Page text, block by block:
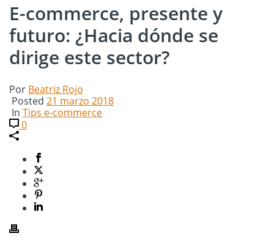
E-commerce, presente y
futuro: ¿Hacia dónde se
dirige este sector?
Por Beatriz Rojo
Posted 21 marzo 2018
In Tips e-commerce
0